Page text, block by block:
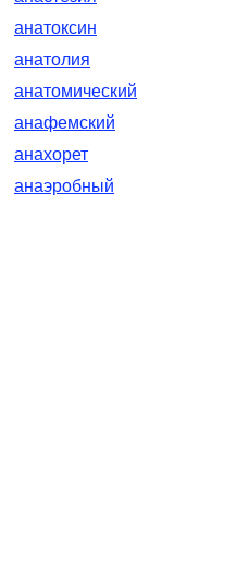
анатоксин
анатолия
анатомический
анафемский
анахорет
анаэробный